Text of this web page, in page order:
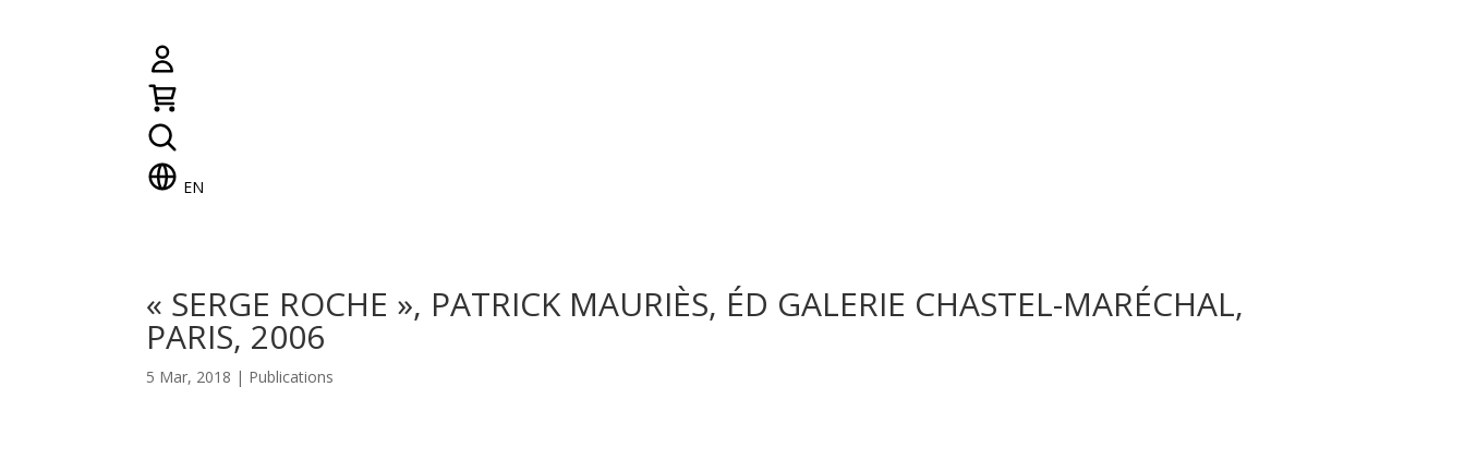
EN
« SERGE ROCHE », PATRICK MAURIÈS, ÉD GALERIE CHASTEL-MARÉCHAL,
PARIS, 2006
5 Mar, 2018 | Publications